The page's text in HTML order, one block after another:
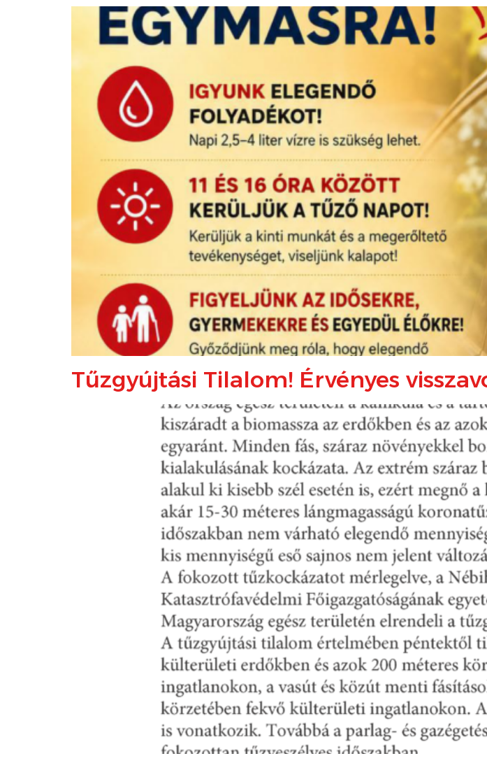
Tűzgyújtási Tilalom! Érvényes